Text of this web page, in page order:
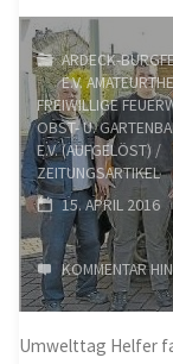
ARDECK-
E.V.
FREIWILLIGE
OBST- U.
E.V. (AUFGELÖST) /
ZEITUNGSARTIKEL
15. APRIL 2016
KOMMENTAR
Umwelttag Helfer